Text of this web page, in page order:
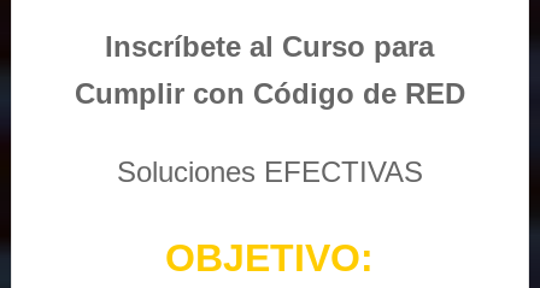
Inscríbete al Curso para
Cumplir con Código de RED
Soluciones EFECTIVAS
OBJETIVO: